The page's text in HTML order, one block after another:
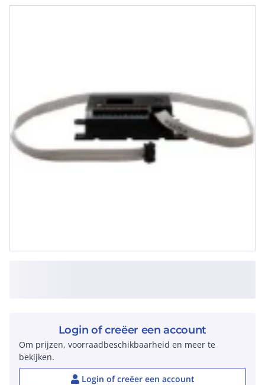
Login of creëer een account
Om prijzen, voorraadbeschikbaarheid en meer te
bekijken.
Login of creëer een account